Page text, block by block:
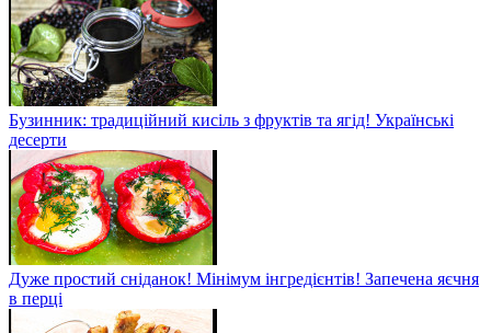
Бузинник: традиційний кисіль з фруктів та ягід! Українські
десерти
Дуже простий сніданок! Мінімум інгредієнтів! Запечена яєчня
в перці